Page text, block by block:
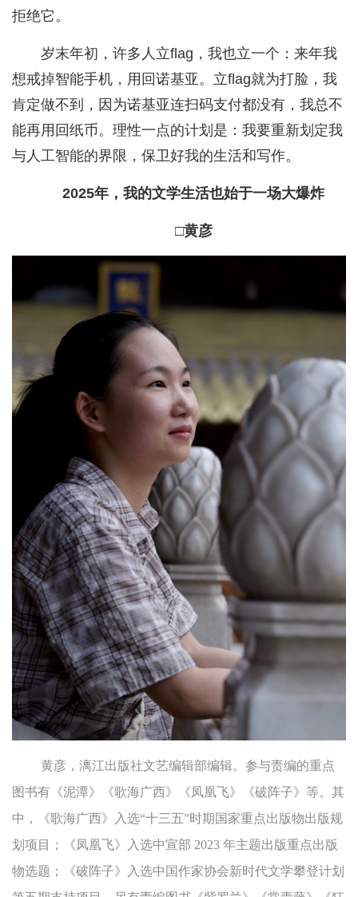
拒绝它。
岁末年初，许多人立flag，我也立一个：来年我
想戒掉智能手机，用回诺基亚。立flag就为打脸，我
肯定做不到，因为诺基亚连扫码支付都没有，我总不
能再用回纸币。理性一点的计划是：我要重新划定我
与人工智能的界限，保卫好我的生活和写作。
2025年，我的文学生活也始于一场大爆炸
□黄彦
黄彦，漓江出版社文艺编辑部编辑。参与责编的重点
图书有《泥潭》《歌海广西》《凤凰飞》《破阵子》等。其
中，《歌海广西》入选“十三五”时期国家重点出版物出版规
划项目；《凤凰飞》入选中宣部 2023 年主题出版重点出版
物选题；《破阵子》入选中国作家协会新时代文学攀登计划